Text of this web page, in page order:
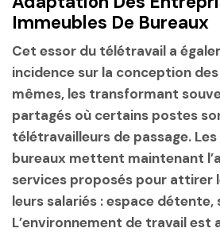
Immeubles De Bureaux
Cet essor du télétravail a
incidence sur la conception
mêmes, les transformant
partagés où certains postes
télétravailleurs de passage.
bureaux mettent maintenant
services proposés pour attirer
leurs salariés : espace
L’environnement de travail est